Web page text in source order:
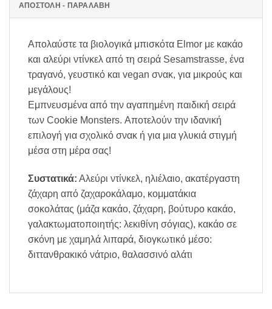
ΑΠΟΣΤΟΛΗ - ΠΑΡΑΛΑΒΗ
Απολαύστε τα βιολογικά μπισκότα Elmor με κακάο
και αλεύρι ντίνκελ από τη σειρά Sesamstrasse, ένα
τραγανό, γευστικό και vegan σνακ, για μικρούς και
μεγάλους!
Εμπνευσμένα από την αγαπημένη παιδική σειρά
των Cookie Monsters. Αποτελούν την ιδανική
επιλογή για σχολικό σνακ ή για μια γλυκιά στιγμή
μέσα στη μέρα σας!
Συστατικά: Αλεύρι ντίνκελ, ηλιέλαιο, ακατέργαστη
ζάχαρη από ζαχαροκάλαμο, κομματάκια
σοκολάτας (μάζα κακάο, ζάχαρη, βούτυρο κακάο,
γαλακτωματοποιητής: λεκιθίνη σόγιας), κακάο σε
σκόνη με χαμηλά λιπαρά, διογκωτικό μέσο:
διττανθρακικό νάτριο, θαλασσινό αλάτι